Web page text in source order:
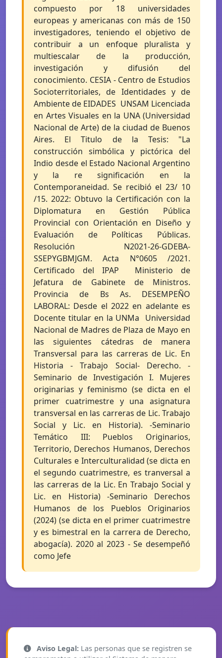
compuesto por 18 universidades
europeas y americanas con más de 150
investigadores, teniendo el objetivo de
contribuir a un enfoque pluralista y
multiescalar de la producción,
investigación y difusión del
conocimiento. CESIA - Centro de Estudios
Socioterritoriales, de Identidades y de
Ambiente de EIDADES  UNSAM Licenciada
en Artes Visuales en la UNA (Universidad
Nacional de Arte) de la ciudad de Buenos
Aires. El Titulo de la Tesis: "La
construcción simbólica y pictórica del
Indio desde el Estado Nacional Argentino
y la re significación en la
Contemporaneidad. Se recibió el 23/ 10
/15. 2022: Obtuvo la Certificación con la
Diplomatura en Gestión Pública
Provincial con Orientación en Diseño y
Evaluación de Políticas Públicas.
Resolución N2021-26-GDEBA-
SSEPYGBMJGM. Acta N°0605 /2021.
Certificado del IPAP  Ministerio de
Jefatura de Gabinete de Ministros.
Provincia de Bs As. DESEMPEÑO
LABORAL: Desde el 2022 en adelante es
Docente titular en la UNMa  Universidad
Nacional de Madres de Plaza de Mayo en
las siguientes cátedras de manera
Transversal para las carreras de Lic. En
Historia - Trabajo Social- Derecho. -
Seminario de Investigación I. Mujeres
originarias y feminismo (se dicta en el
primer cuatrimestre y una asignatura
transversal en las carreras de Lic. Trabajo
Social y Lic. en Historia). -Seminario
Temático III: Pueblos Originarios,
Territorio, Derechos Humanos, Derechos
Culturales e Interculturalidad (se dicta en
el segundo cuatrimestre, es tranversal a
las carreras de la Lic. En Trabajo Social y
Lic. en Historia) -Seminario Derechos
Humanos de los Pueblos Originarios
(2024) (se dicta en el primer cuatrimestre
y es bimestral en la carrera de Derecho,
abogacía). 2020 al 2023 - Se desempeñó
como Jefe
Aviso Legal: Las personas que se registren se